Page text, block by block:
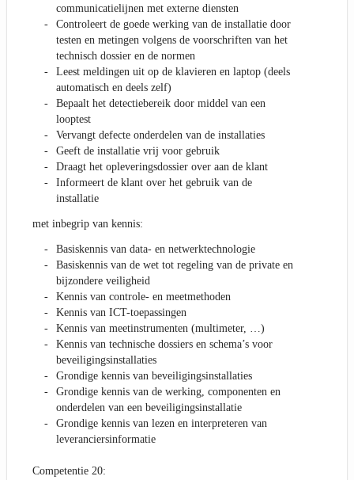
communicatielijnen met externe diensten
Controleert de goede werking van de installatie door
testen en metingen volgens de voorschriften van het
technisch dossier en de normen
Leest meldingen uit op de klavieren en laptop (deels
automatisch en deels zelf)
Bepaalt het detectiebereik door middel van een
looptest
Vervangt defecte onderdelen van de installaties
Geeft de installatie vrij voor gebruik
Draagt het opleveringsdossier over aan de klant
Informeert de klant over het gebruik van de
installatie
met inbegrip van kennis:
Basiskennis van data- en netwerktechnologie
Basiskennis van de wet tot regeling van de private en
bijzondere veiligheid
Kennis van controle- en meetmethoden
Kennis van ICT-toepassingen
Kennis van meetinstrumenten (multimeter, …)
Kennis van technische dossiers en schema’s voor
beveiligingsinstallaties
Grondige kennis van beveiligingsinstallaties
Grondige kennis van de werking, componenten en
onderdelen van een beveiligingsinstallatie
Grondige kennis van lezen en interpreteren van
leveranciersinformatie
Competentie 20: